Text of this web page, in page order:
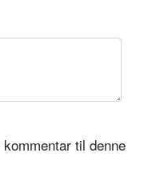
til denne